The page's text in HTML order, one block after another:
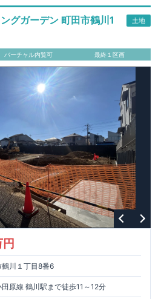
おります！
しく
「いい家を作って、きちんと手
リアした物件だけが認定を受けられる
受けるためには、国が定めた下記7つ
必要があります。東栄住宅は全棟でク
策③維持管理性④住戸面積⑤省エネル
全管理
住宅ローン金利優遇、固定資産税の減
も有利です。
住宅性能評価ダブル
「設計」と「建設」のダブルで性
図面を第三者機関へ提出します。外部
竣工時に1回の現場検査が行われま
軽減、維持管理への配慮、温熱環境・
等性能）の必須4分野、空気環境で、最
3 もっと詳しく 東栄住宅の建物
等級3を取得。建築基準法に定められ
る地震に対して、倒壊、崩壊しない｣
1.5倍の耐震力を達成しています。
けにくさを評価されています。建築
傷を生じないことで耐風最高等級
一貫体制もっと詳しく 東栄住宅は土
販売、メンテナンスまで、すべての
す。 ■ アフターサポート
とができる住宅の品質を長期にわたり
ディアをショート動画で
こをクリック
グガーデン 町田市鶴川1
土地
バーチャル内覧可 最終１区画
川１丁目8番6
原線 鶴川駅まで徒歩11～12分